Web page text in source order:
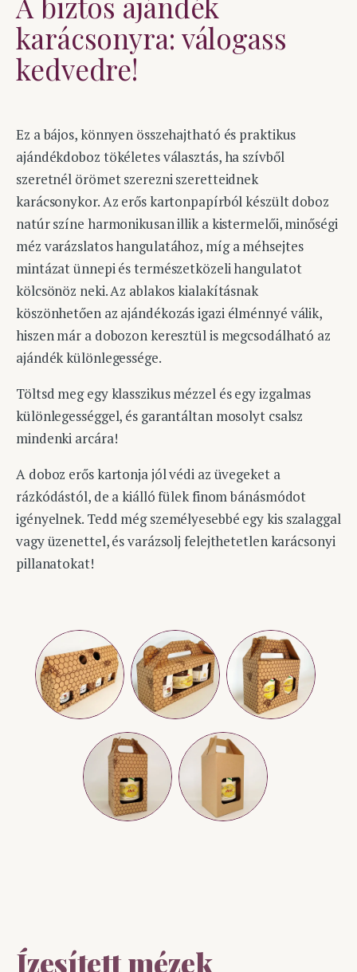
karácsonyra: válogass
kedvedre!
Ez a bájos, könnyen összehajtható és praktikus
ajándékdoboz tökéletes választás, ha szívből
szeretnél örömet szerezni szeretteidnek
karácsonykor. Az erős kartonpapírból készült doboz
natúr színe harmonikusan illik a kistermelői, minőségi
méz varázslatos hangulatához, míg a méhsejtes
mintázat ünnepi és természetközeli hangulatot
kölcsönöz neki. Az ablakos kialakításnak
köszönhetően az ajándékozás igazi élménnyé válik,
hiszen már a dobozon keresztül is megcsodálható az
ajándék különlegessége.
Töltsd meg egy klasszikus mézzel és egy izgalmas
különlegességgel, és garantáltan mosolyt csalsz
mindenki arcára!
A doboz erős kartonja jól védi az üvegeket a
rázkódástól, de a kiálló fülek finom bánásmódot
igényelnek. Tedd még személyesebbé egy kis szalaggal
vagy üzenettel, és varázsolj felejthetetlen karácsonyi
pillanatokat!
Ízesített mézek